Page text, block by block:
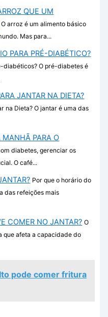
QUE UM
O arroz é um alimento básico
Mas para...
PARA PRÉ-DIABÉTICO?
diabéticos? O pré-diabetes é
JANTAR NA DIETA?
na Dieta? O jantar é uma das
PARA O
diabetes, gerenciar os
O café...
Por que o horário do
das refeições mais
COMER NO JANTAR? O
que afeta a capacidade do
pode comer fritura